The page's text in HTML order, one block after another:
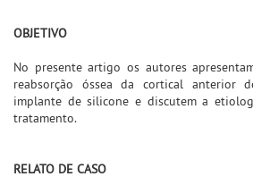
OBJETIVO
No presente artigo os autores
reabsorção óssea da cortical anterior
implante de silicone e discutem a
tratamento.
RELATO DE CASO